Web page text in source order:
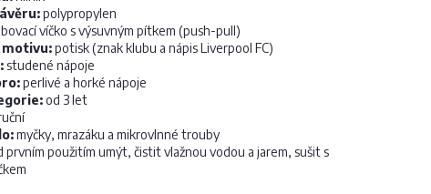
polypropylen
víčko s výsuvným pítkem (push-pull)
potisk (znak klubu a nápis Liverpool FC)
studené nápoje
perlivé a horké nápoje
od 3 let
myčky, mrazáku a mikrovlnné trouby
prvním použitím umýt, čistit vlažnou vodou a jarem, sušit s